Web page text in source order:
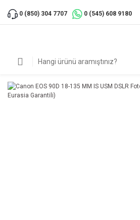
0 (850) 304 7707 0 (545) 608 9180